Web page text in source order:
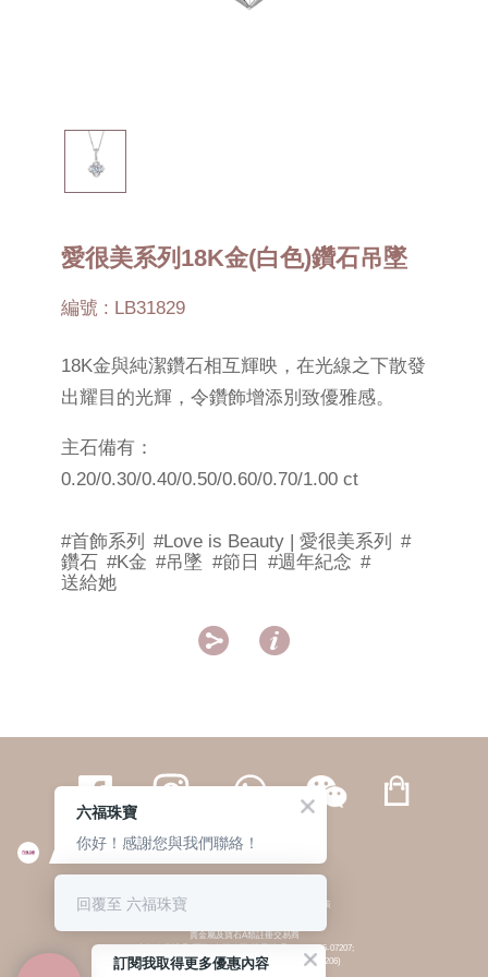
愛很美系列18K金(白色)鑽石吊墜
編號 : LB31829
18K金與純潔鑽石相互輝映，在光線之下散發
出耀目的光輝，令鑽飾增添別致優雅感。
主石備有：
0.20/0.30/0.40/0.50/0.60/0.70/1.00 ct
#首飾系列 #Love is Beauty | 愛很美系列
#
鑽石 #K金 #吊墜 #節日 #週年紀念 #
送給她
 
繁體 | 簡体
© 六福集團 版權所有 不得轉載 私隱政策
貴金屬及寶石A類註冊交易商
(六福企業禮品(國際)有限公司-註冊號碼:A-B-24-05-07207;
六福電子商貿有限公司-註冊號碼:A-B-24-05-07206)
貴金屬及寶石B類註冊交易商
訂閱我取得更多優惠內容
六福珠寶
你好！感謝您與我們聯絡！
回覆至 六福珠寶